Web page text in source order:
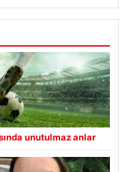
unutulmaz anlar